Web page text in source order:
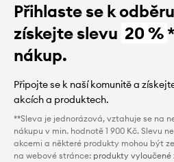
Přihlaste se k
získejte slevu 20 %
nákup.
Připojte se k naší komunitě a
akcích a produktech.
**Sleva je jednorázová, vztahuje se na
nákupu v min. hodnotě 1 900 Kč. Slevu
akcemi a některé produkty mohou být
na webové stránce: produkty vyloučené